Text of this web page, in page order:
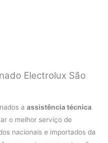
Electrolux São
aassistência técnica
o melhor serviço de
nacionais e importados da